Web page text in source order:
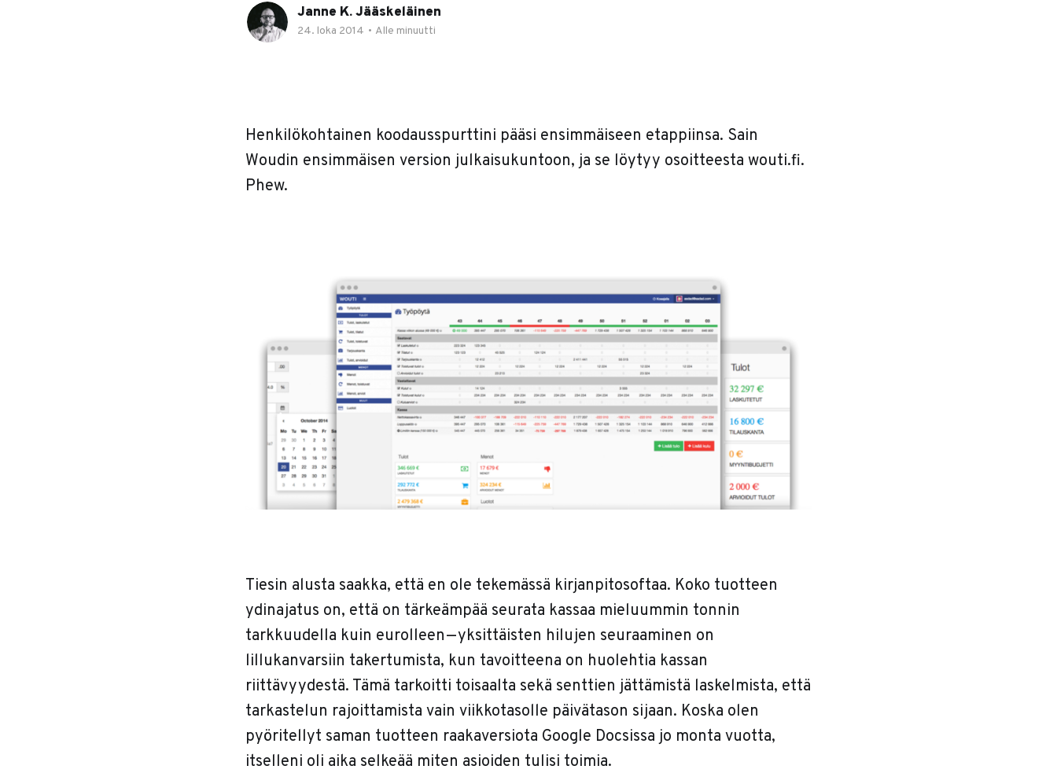
Janne K. Jääskeläinen
24. loka 2014 • Alle minuutti
Henkilökohtainen koodausspurttini pääsi ensimmäiseen etappiinsa. Sain
Woudin ensimmäisen version julkaisukuntoon, ja se löytyy osoitteesta wouti.fi.
Phew.
Tiesin alusta saakka, että en ole tekemässä kirjanpitosoftaa. Koko tuotteen
ydinajatus on, että on tärkeämpää seurata kassaa mieluummin tonnin
tarkkuudella kuin eurolleen — yksittäisten hilujen seuraaminen on
lillukanvarsiin takertumista, kun tavoitteena on huolehtia kassan
riittävyydestä. Tämä tarkoitti toisaalta sekä senttien jättämistä laskelmista, että
tarkastelun rajoittamista vain viikkotasolle päivätason sijaan. Koska olen
pyöritellyt saman tuotteen raakaversiota Google Docsissa jo monta vuotta,
itselleni oli aika selkeää miten asioiden tulisi toimia.